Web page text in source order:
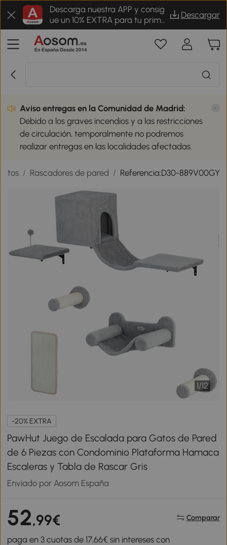
Descarga nuestra APP y consig
ue un 10% EXTRA para tu prime
r pedido
Descargar
Aviso entregas en la Comunidad de Madrid:
Debido a los graves incendios y a las restricciones
de circulación, temporalmente no podremos
realizar entregas en las localidades afectadas.
/ Rascadores de pared / Referencia:D30-889V00GY
1/12
-20% EXTRA
PawHut Juego de Escalada para Gatos de Pared
de 6 Piezas con Condominio Plataforma Hamaca
Escaleras y Tabla de Rascar Gris
Enviado por Aosom España
52,99€ Comparar
paga en 3 cuotas de 17,66€ sin intereses con